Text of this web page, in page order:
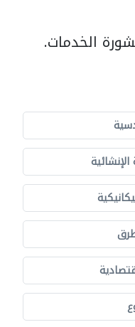
الخدمات.